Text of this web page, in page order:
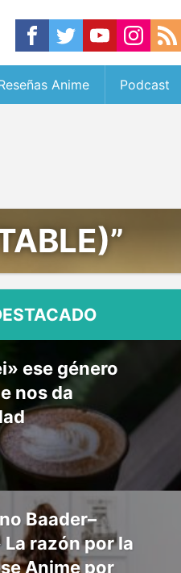
Anime Podcast
ese género
nos da
Baader–
razón por la
Anime por